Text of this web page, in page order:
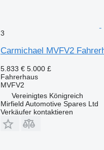
3
Carmichael MVFV2
5.833 € 5.000 £
Fahrerhaus
MVFV2
Vereinigtes Königreich
Mirfield Automotive Spares Ltd
Verkäufer kontaktieren